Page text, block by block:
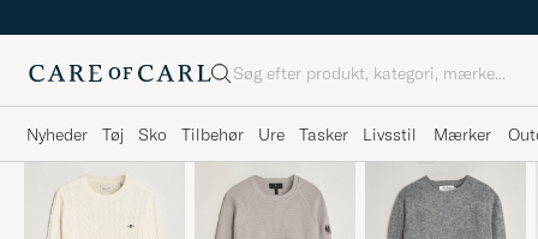
Søg
Nyheder Tøj Sko Tilbehør Ure Tasker Livsstil Mærker